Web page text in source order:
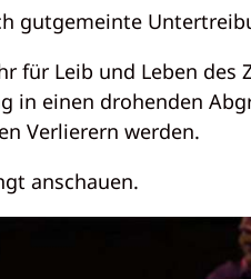
gutgemeinte
für Leib und Leben des
in einen drohenden
Verlierern werden.
anschauen.